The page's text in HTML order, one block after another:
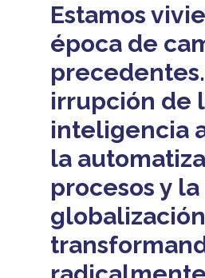
Estamos
época de
irrupción de
inteligencia
la
procesos y la